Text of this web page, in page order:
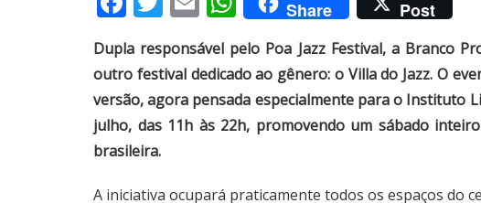
Share Post
Dupla responsável pelo Poa Jazz Festival, a Branco
outro festival dedicado ao gênero: o Villa do Jazz. O
versão, agora pensada especialmente para o Instituto
julho, das 11h às 22h, promovendo um sábado
brasileira.
A iniciativa ocupará praticamente todos os espaços do